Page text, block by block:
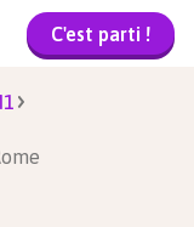
C'est parti !